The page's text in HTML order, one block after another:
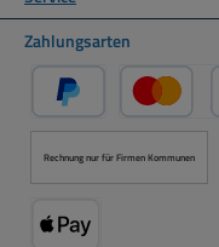
Zahlungsarten
PayPal
Rechnung nur für Firmen Kommunen